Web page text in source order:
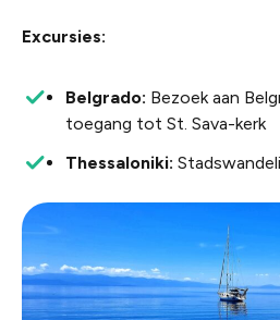
Excursies:
Belgrado: Bezoek aan
toegang tot St. Sava-kerk
Thessaloniki: